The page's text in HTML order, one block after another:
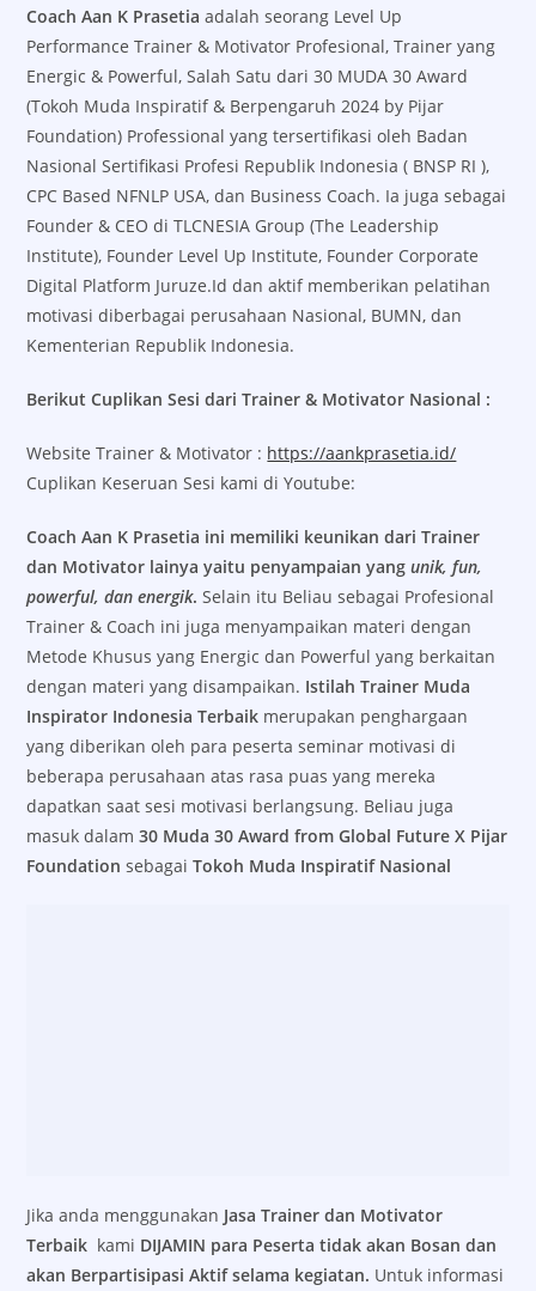
Coach Aan K Prasetiaadalah seorang Level Up
Performance Trainer & Motivator Profesional, Trainer yang
Energic & Powerful, Salah Satu dari 30 MUDA 30 Award
(Tokoh Muda Inspiratif & Berpengaruh 2024 by Pijar
Foundation) Professional yang tersertifikasi oleh Badan
Nasional Sertifikasi Profesi Republik Indonesia ( BNSP RI ),
CPC Based NFNLP USA, dan Business Coach. Ia juga sebagai
Founder & CEO di TLCNESIA Group (The Leadership
Institute), Founder Level Up Institute, Founder Corporate
Digital Platform Juruze.Id dan aktif memberikan pelatihan
motivasi diberbagai perusahaan Nasional, BUMN, dan
Kementerian Republik Indonesia.
Berikut Cuplikan Sesi dari Trainer & Motivator Nasional :
Website Trainer & Motivator : https://aankprasetia.id/
Cuplikan Keseruan Sesi kami di Youtube:
Coach Aan K Prasetia ini memiliki keunikan dari Trainer
dan Motivator lainya yaitu penyampaian yangunik, fun,
powerful, dan energik. Selain itu Beliau sebagai Profesional
Trainer & Coach ini juga menyampaikan materi dengan
Metode Khusus yang Energic dan Powerful yang berkaitan
dengan materi yang disampaikan. Istilah Trainer Muda
Inspirator Indonesia Terbaik merupakan penghargaan
yang diberikan oleh para peserta seminar motivasi di
beberapa perusahaan atas rasa puas yang mereka
dapatkan saat sesi motivasi berlangsung. Beliau juga
masuk dalam30 Muda 30 Award from Global Future X Pijar
Foundation sebagaiTokoh Muda Inspiratif Nasional
Jika anda menggunakan Jasa Trainer dan Motivator
Terbaik kami DIJAMIN para Peserta tidak akan Bosan dan
akan Berpartisipasi Aktif selama kegiatan. Untuk informasi